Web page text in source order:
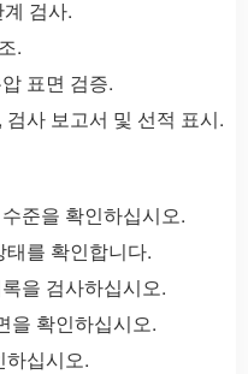
검사.
.
표면 검증.
사 보고서 및 선적 표시.
준을 확인하십시오.
를 확인합니다.
을 검사하십시오.
을 확인하십시오.
하십시오.